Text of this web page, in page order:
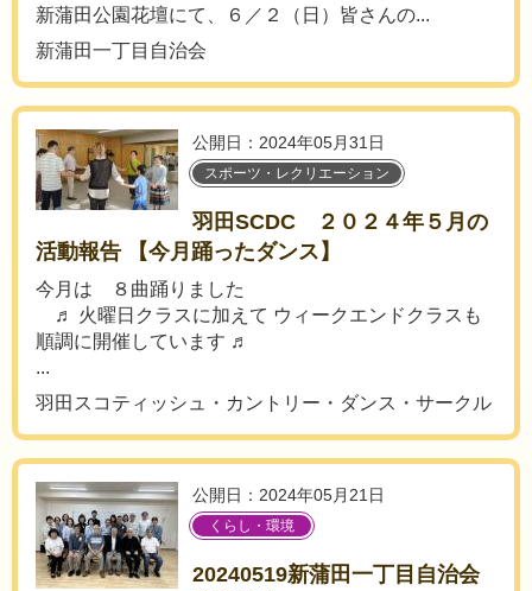
新蒲田公園花壇にて、６／２（日）皆さんの...
新蒲田一丁目自治会
公開日：2024年05月31日
スポーツ・レクリエーション
羽田SCDC ２０２４年５月の
活動報告 【今月踊ったダンス】
今月は ８曲踊りました
♬ 火曜日クラスに加えて ウィークエンドクラスも
順調に開催しています ♬
...
羽田スコティッシュ・カントリー・ダンス・サークル
公開日：2024年05月21日
くらし・環境
20240519新蒲田一丁目自治会